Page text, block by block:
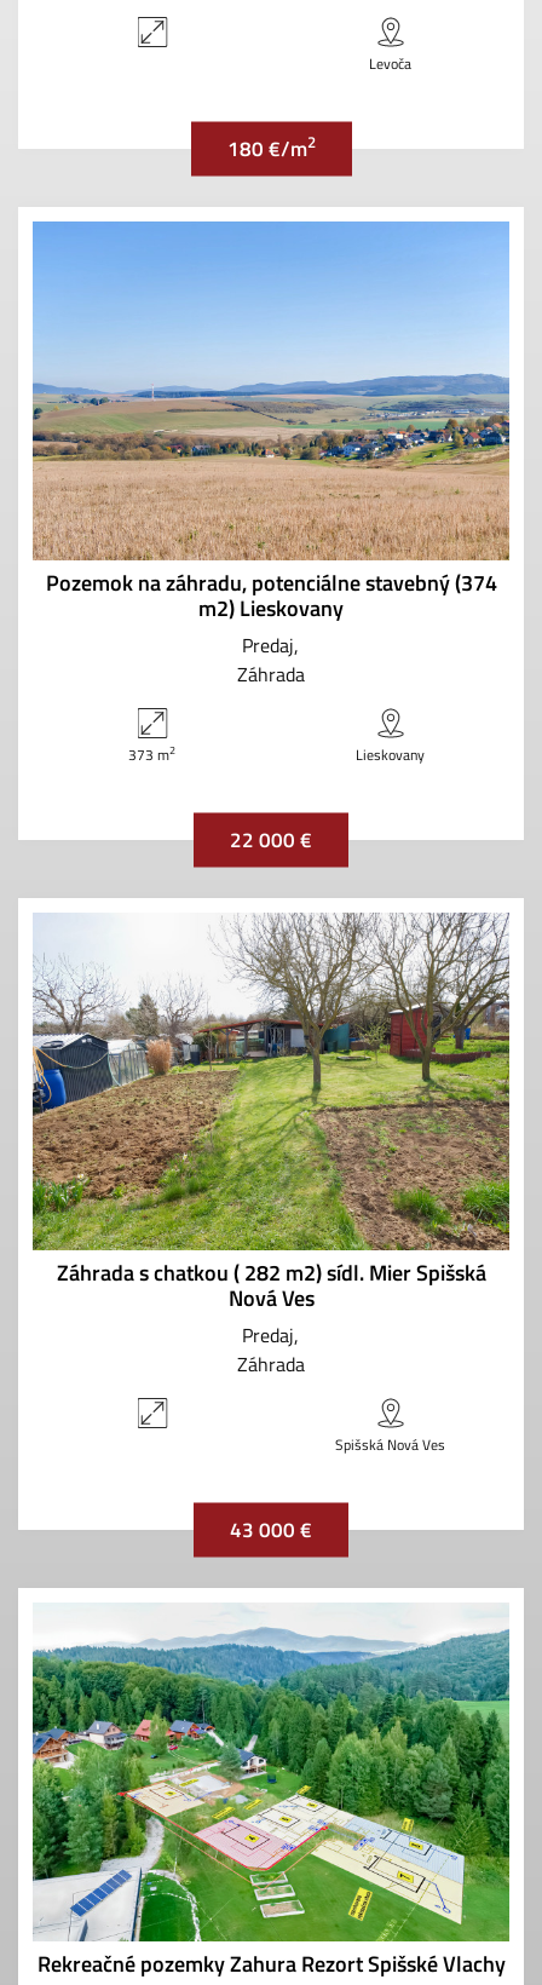
Levoča
180 €/m2
Pozemok na záhradu, potenciálne stavebný (374
m2) Lieskovany
Predaj
Záhrada
373 m2 Lieskovany
22 000 €
Záhrada s chatkou ( 282 m2) sídl. Mier Spišská
Nová Ves
Predaj
Záhrada
Spišská Nová Ves
43 000 €
Rekreačné pozemky Zahura Rezort Spišské Vlachy